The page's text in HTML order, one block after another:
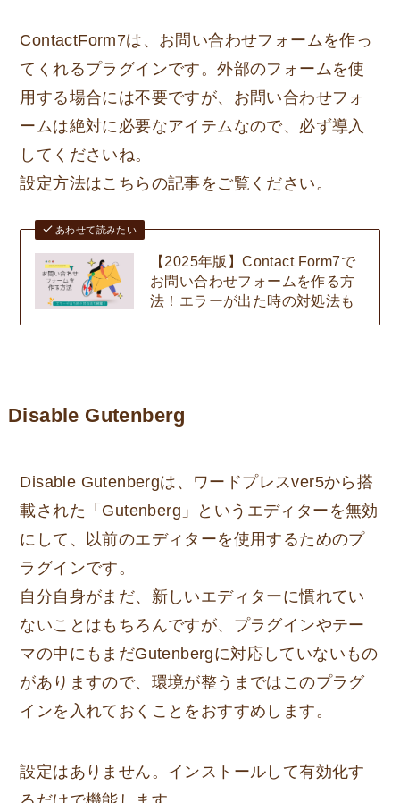
ContactForm7は、お問い合わせフォームを作っ
てくれるプラグインです。外部のフォームを使
用する場合には不要ですが、お問い合わせフォ
ームは絶対に必要なアイテムなので、必ず導入
してくださいね。
設定方法はこちらの記事をご覧ください。
あわせて読みたい
【2025年版】Contact Form7で
お問い合わせフォームを作る方
法！エラーが出た時の対処法も
Disable Gutenberg
Disable Gutenbergは、ワードプレスver5から搭
載された「Gutenberg」というエディターを無効
にして、以前のエディターを使用するためのプ
ラグインです。
自分自身がまだ、新しいエディターに慣れてい
ないことはもちろんですが、プラグインやテー
マの中にもまだGutenbergに対応していないもの
がありますので、環境が整うまではこのプラグ
インを入れておくことをおすすめします。
設定はありません。インストールして有効化す